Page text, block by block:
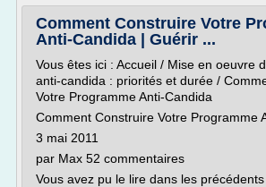
Comment Construire Votre
Anti-Candida | Guérir ...
Vous êtes ici : Accueil / Mise en oeuvre
anti-candida : priorités et durée /
Votre Programme Anti-Candida
Comment Construire Votre Programme
3 mai 2011
par Max 52 commentaires
Vous avez pu le lire dans les précédents